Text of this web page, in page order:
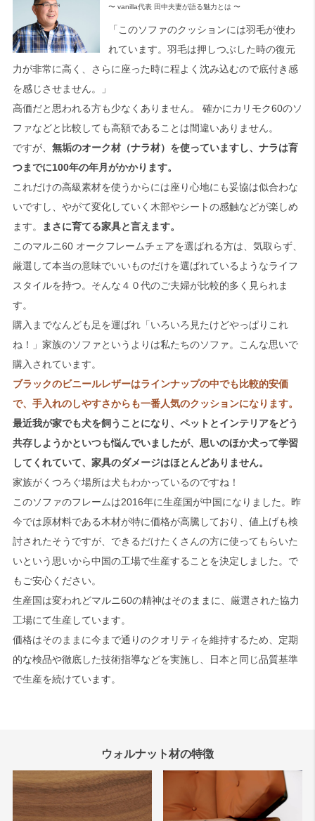
〜 vanilla代表 田中夫妻が語る魅力とは 〜
「このソファのクッションには羽毛が使わ
れています。羽毛は押しつぶした時の復元
力が非常に高く、さらに座った時に程よく沈み込むので底付き感
を感じさせません。」
高価だと思われる方も少なくありません。 確かにカリモク60のソ
ファなどと比較しても高額であることは間違いありません。
ですが、 無垢のオーク材（ナラ材）を使っていますし、ナラは育
つまでに100年の年月がかかります。
これだけの高級素材を使うからには座り心地にも妥協は似合わな
いですし、やがて変化していく木部やシートの感触などが楽しめ
ます。
まさに育てる家具と言えます。
このマルニ60 オークフレームチェアを選ばれる方は、気取らず、
厳選して本当の意味でいいものだけを選ばれているようなライフ
スタイルを持つ。そんな４０代のご夫婦が比較的多く見られま
す。
購入までなんども足を運ばれ「いろいろ見たけどやっぱりこれ
ね！」家族のソファというよりは私たちのソファ。こんな思いで
購入されています。
ブラックのビニールレザーはラインナップの中でも比較的安価
で、手入れのしやすさからも一番人気のクッションになります。
最近我が家でも犬を飼うことになり、ペットとインテリアをどう
共存しようかといつも悩んでいましたが、思いのほか犬って学習
してくれていて、家具のダメージはほとんどありません。
家族がくつろぐ場所は犬もわかっているのですね！
このソファのフレームは2016年に生産国が中国になりました。昨
今では原材料である木材が特に価格が高騰しており、値上げも検
討されたそうですが、できるだけたくさんの方に使ってもらいた
いという思いから中国の工場で生産することを決定しました。で
もご安心ください。
生産国は変われどマルニ60の精神はそのままに、厳選された協力
工場にて生産しています。
価格はそのままに今まで通りのクオリティを維持するため、定期
的な検品や徹底した技術指導などを実施し、日本と同じ品質基準
で生産を続けています。
ウォルナット材の特徴